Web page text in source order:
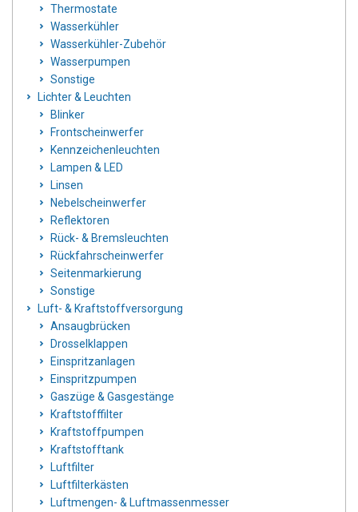
Thermostate
Wasserkühler
Wasserkühler-Zubehör
Wasserpumpen
Sonstige
Lichter & Leuchten
Blinker
Frontscheinwerfer
Kennzeichenleuchten
Lampen & LED
Linsen
Nebelscheinwerfer
Reflektoren
Rück- & Bremsleuchten
Rückfahrscheinwerfer
Seitenmarkierung
Sonstige
Luft- & Kraftstoffversorgung
Ansaugbrücken
Drosselklappen
Einspritzanlagen
Einspritzpumpen
Gaszüge & Gasgestänge
Kraftstofffilter
Kraftstoffpumpen
Kraftstofftank
Luftfilter
Luftfilterkästen
Luftmengen- & Luftmassenmesser